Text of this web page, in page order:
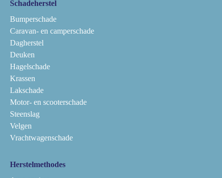
Schadeherstel
Bumperschade
Caravan- en camperschade
Dagherstel
Deuken
Hagelschade
Krassen
Lakschade
Motor- en scooterschade
Steenslag
Velgen
Vrachtwagenschade
Herstelmethodes